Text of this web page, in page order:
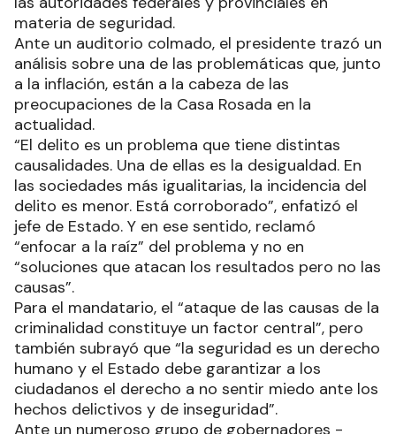
materia de seguridad.
Ante un auditorio colmado, el presidente trazó un
análisis sobre una de las problemáticas que, junto
a la inflación, están a la cabeza de las
preocupaciones de la Casa Rosada en la
actualidad.
“El delito es un problema que tiene distintas
causalidades. Una de ellas es la desigualdad. En
las sociedades más igualitarias, la incidencia del
delito es menor. Está corroborado”, enfatizó el
jefe de Estado. Y en ese sentido, reclamó
“enfocar a la raíz” del problema y no en
“soluciones que atacan los resultados pero no las
causas”.
Para el mandatario, el “ataque de las causas de la
criminalidad constituye un factor central”, pero
también subrayó que “la seguridad es un derecho
humano y el Estado debe garantizar a los
ciudadanos el derecho a no sentir miedo ante los
hechos delictivos y de inseguridad”.
Ante un numeroso grupo de gobernadores -